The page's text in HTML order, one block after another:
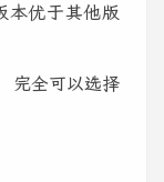
本优于其他版
完全可以选择